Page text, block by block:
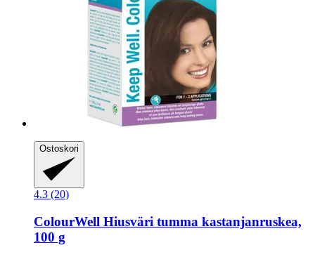
Ostoskori
4.3 (20)
ColourWell Hiusväri tumma kastanjanruskea,
100 g